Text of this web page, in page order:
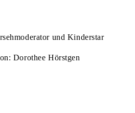
und Kinderstar
Dorothee Hörstgen